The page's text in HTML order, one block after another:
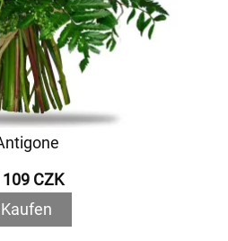
109 CZK
Kaufen